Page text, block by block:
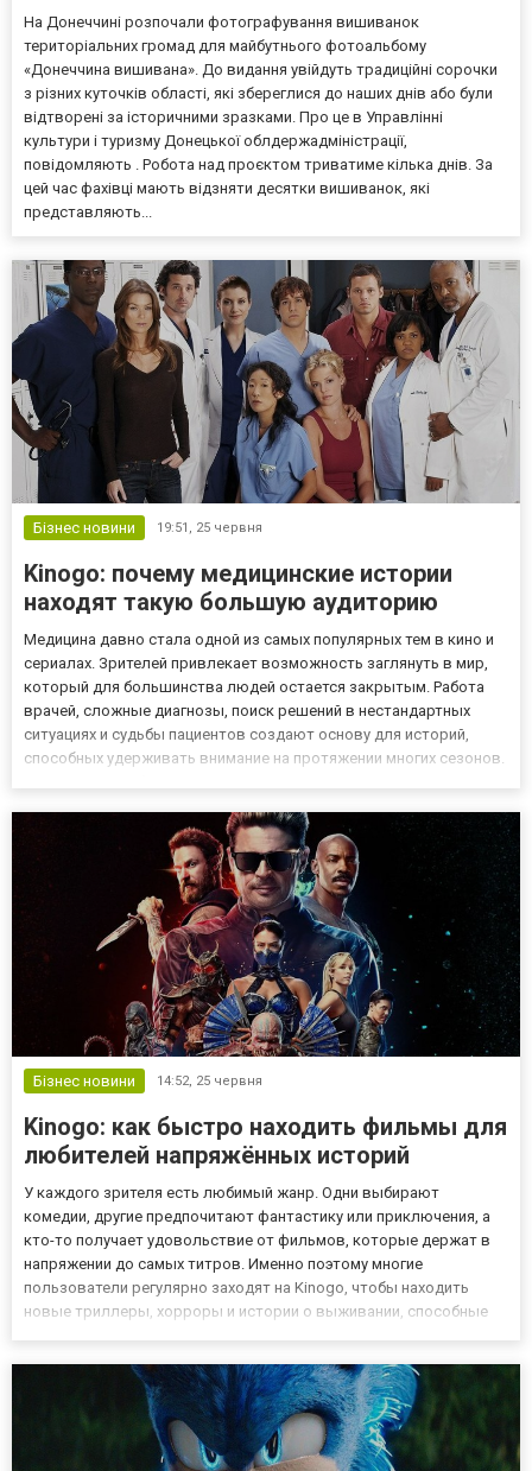
На Донеччині розпочали фотографування вишиванок
територіальних громад для майбутнього фотоальбому
«Донеччина вишивана». До видання увійдуть традиційні сорочки
з різних куточків області, які збереглися до наших днів або були
відтворені за історичними зразками. Про це в Управлінні
культури і туризму Донецької облдержадміністрації,
повідомляють . Робота над проєктом триватиме кілька днів. За
цей час фахівці мають відзняти десятки вишиванок, які
представляють...
Бізнес новини 19:51, 25 червня
Kinogo: почему медицинские истории
находят такую большую аудиторию
Медицина давно стала одной из самых популярных тем в кино и
сериалах. Зрителей привлекает возможность заглянуть в мир,
который для большинства людей остается закрытым. Работа
врачей, сложные диагнозы, поиск решений в нестандартных
ситуациях и судьбы пациентов создают основу для историй,
способных удерживать внимание на протяжении многих сезонов.
Бізнес новини 14:52, 25 червня
Kinogo: как быстро находить фильмы для
любителей напряжённых историй
У каждого зрителя есть любимый жанр. Одни выбирают
комедии, другие предпочитают фантастику или приключения, а
кто-то получает удовольствие от фильмов, которые держат в
напряжении до самых титров. Именно поэтому многие
пользователи регулярно заходят на Kinogo, чтобы находить
новые триллеры, хорроры и истории о выживании, способные
сам просмотр. Когда хоче...